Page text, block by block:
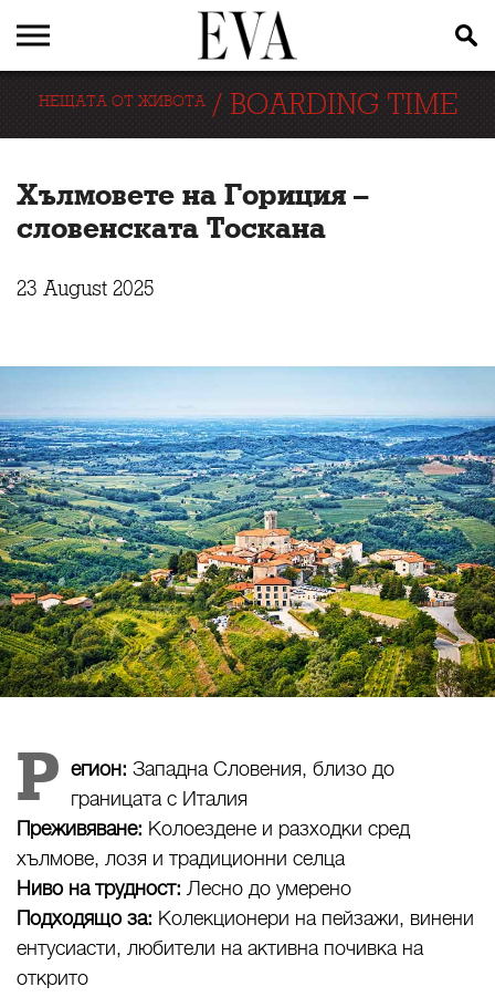
НЕЩАТА ОТ ЖИВОТА/ BOARDING TIME
Хълмовете на Гориция –
словенската Тоскана
23 August 2025
Р егион: Западна Словения, близо до
границата с Италия
Преживяване: Колоездене и разходки сред
хълмове, лозя и традиционни селца
Ниво на трудност: Лесно до умерено
Подходящо за: Колекционери на пейзажи, винени
ентусиасти, любители на активна почивка на
открито